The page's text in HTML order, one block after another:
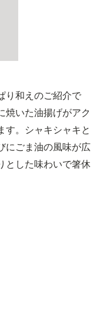
り和えのご紹介で
焼いた油揚げがアク
す。シャキシャキと
にごま油の風味が広
とした味わいで箸休